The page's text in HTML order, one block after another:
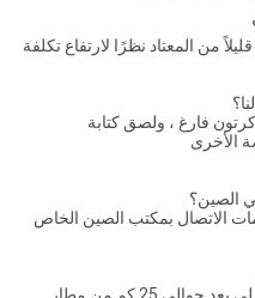
من المعتاد نظرًا لارتفاع تكلفة
فارغ ، ولصق كتابة
الأخرى
الصين؟
الاتصال بمكتب الصين الخاص